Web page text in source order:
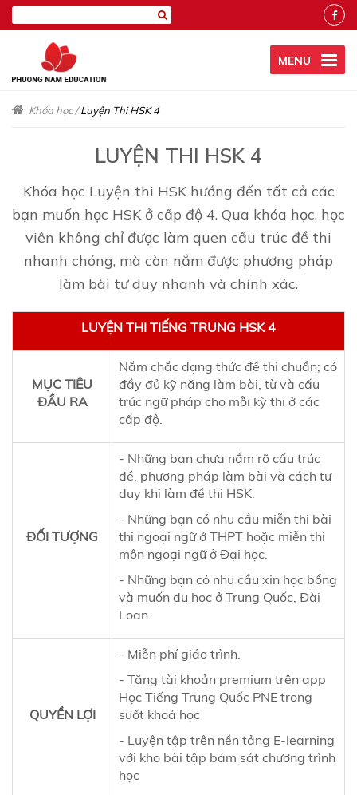
MENU
Khóa học/Luyện Thi HSK 4
LUYỆN THI HSK 4
Khóa học Luyện thi HSK hướng đến tất cả các
bạn muốn học HSK ở cấp độ 4. Qua khóa học, học
viên không chỉ được làm quen cấu trúc đề thi
nhanh chóng, mà còn nắm được phương pháp
làm bài tư duy nhanh và chính xác.
LUYỆN THI TIẾNG TRUNG HSK 4
MỤC TIÊU
ĐẦU RA
Nắm chắc dạng thức đề thi chuẩn; có
đầy đủ kỹ năng làm bài, từ và cấu
trúc ngữ pháp cho mỗi kỳ thi ở các
cấp độ.
ĐỐI TƯỢNG
- Những bạn chưa nắm rõ cấu trúc
đề, phương pháp làm bài và cách tư
duy khi làm đề thi HSK.
- Những bạn có nhu cầu miễn thi bài
thi ngoại ngữ ở THPT hoặc miễn thi
môn ngoại ngữ ở Đại học.
- Những bạn có nhu cầu xin học bổng
và muốn du học ở Trung Quốc, Đài
Loan.
QUYỀN LỢI
- Miễn phí giáo trình.
- Tặng tài khoản premium trên app
Học Tiếng Trung Quốc PNE trong
suốt khoá học
- Luyện tập trên nền tảng E-learning
với kho bài tập bám sát chương trình
học